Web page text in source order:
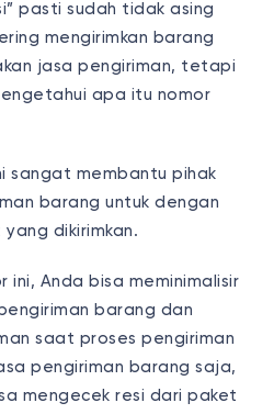
pasti sudah tidak asing
mengirimkan barang
jasa pengiriman, tetapi
apa itu nomor
sangat membantu pihak
barang untuk dengan
dikirimkan.
ini, Anda bisa meminimalisir
barang dan
saat proses pengiriman
pengiriman barang saja,
mengecek resi dari paket